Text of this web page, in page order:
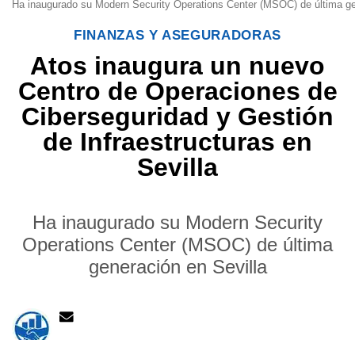
Ha inaugurado su Modern Security Operations Center (MSOC) de última
FINANZAS Y ASEGURADORAS
Atos inaugura un nuevo
Centro de Operaciones de
Ciberseguridad y Gestión
de Infraestructuras en
Sevilla
Ha inaugurado su Modern Security
Operations Center (MSOC) de última
generación en Sevilla